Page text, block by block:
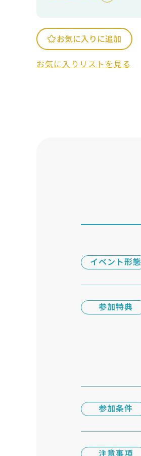
お気に入りに追加
お気に入りリストを見る
イベント形態
参加特典
参加条件
注意事項